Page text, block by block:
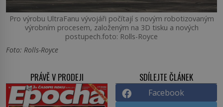
Pro výrobu UltraFanu vývojáři počítají s novým robotizovaným
výrobním procesem, založeným na 3D tisku a nových
postupech.foto: Rolls-Royce
Foto: Rolls-Royce
PRÁVĚ V PRODEJI SDÍLEJTE ČLÁNEK
Facebook